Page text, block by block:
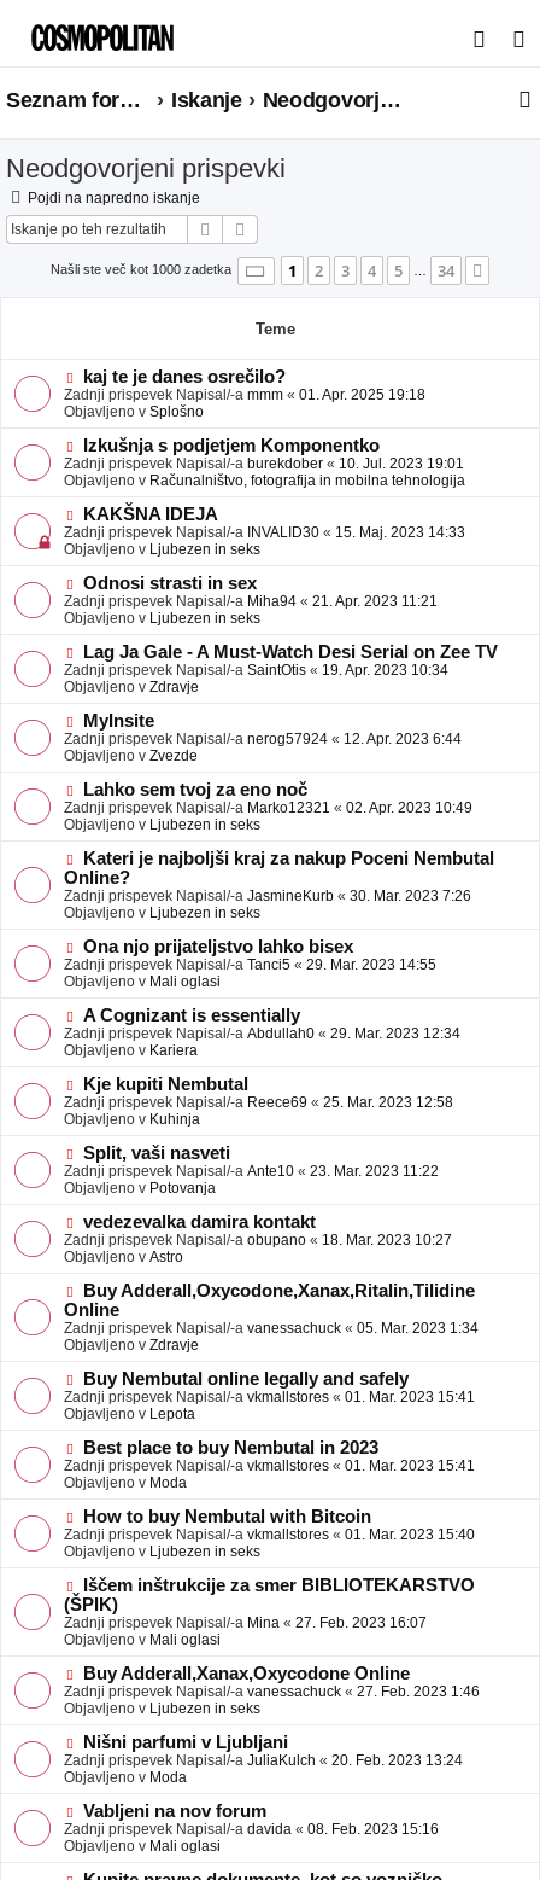
s
a
Seznam forumov Iskanje Neodgovorjeni prispevki
Neodgovorjeni prispevki
Pojdi na napredno iskanje
Iskanje
Našli ste več kot 1000 zadetka Stran 1od34
1 2 3 4 5 … 34
Teme
N
o
v
e
o
b
j
a
v
e
kaj te je danes osrečilo?
Zadnji prispevek Napisal/-a mmm « 01. Apr. 2025 19:18
Objavljeno v Splošno
N
o
v
e
o
b
j
a
v
e
Izkušnja s podjetjem Komponentko
Zadnji prispevek Napisal/-a burekdober « 10. Jul. 2023 19:01
Objavljeno v Računalništvo, fotografija in mobilna tehnologija
N
o
v
e
o
b
j
a
v
e
KAKŠNA IDEJA
Zadnji prispevek Napisal/-a INVALID30 « 15. Maj. 2023 14:33
Objavljeno v Ljubezen in seks
N
o
v
e
o
b
j
a
v
e
Odnosi strasti in sex
Zadnji prispevek Napisal/-a Miha94 « 21. Apr. 2023 11:21
Objavljeno v Ljubezen in seks
N
o
v
e
o
b
j
a
v
e
Lag Ja Gale - A Must-Watch Desi Serial on Zee TV
Zadnji prispevek Napisal/-a SaintOtis « 19. Apr. 2023 10:34
Objavljeno v Zdravje
N
o
v
e
o
b
j
a
v
e
MyInsite
Zadnji prispevek Napisal/-a nerog57924 « 12. Apr. 2023 6:44
Objavljeno v Zvezde
N
o
v
e
o
b
j
a
v
e
Lahko sem tvoj za eno noč
Zadnji prispevek Napisal/-a Marko12321 « 02. Apr. 2023 10:49
Objavljeno v Ljubezen in seks
N
o
v
e
o
b
j
a
v
Kateri je najboljši kraj za nakup Poceni Nembutal
Online?
Zadnji prispevek Napisal/-a JasmineKurb « 30. Mar. 2023 7:26
Objavljeno v Ljubezen in seks
N
o
v
e
o
b
j
a
v
e
Ona njo prijateljstvo lahko bisex
Zadnji prispevek Napisal/-a Tanci5 « 29. Mar. 2023 14:55
Objavljeno v Mali oglasi
N
o
v
e
o
b
j
a
v
e
A Cognizant is essentially
Zadnji prispevek Napisal/-a Abdullah0 « 29. Mar. 2023 12:34
Objavljeno v Kariera
N
o
v
e
o
b
j
a
v
e
Kje kupiti Nembutal
Zadnji prispevek Napisal/-a Reece69 « 25. Mar. 2023 12:58
Objavljeno v Kuhinja
N
o
v
e
o
b
j
a
v
e
Split, vaši nasveti
Zadnji prispevek Napisal/-a Ante10 « 23. Mar. 2023 11:22
Objavljeno v Potovanja
N
o
v
e
o
b
j
a
v
e
vedezevalka damira kontakt
Zadnji prispevek Napisal/-a obupano « 18. Mar. 2023 10:27
Objavljeno v Astro
N
o
v
e
o
b
j
a
v
e
Buy Adderall,Oxycodone,Xanax,Ritalin,Tilidine
Online
Zadnji prispevek Napisal/-a vanessachuck « 05. Mar. 2023 1:34
Objavljeno v Zdravje
N
o
v
e
o
b
j
a
v
e
Buy Nembutal online legally and safely
Zadnji prispevek Napisal/-a vkmallstores « 01. Mar. 2023 15:41
Objavljeno v Lepota
N
o
v
e
o
b
j
a
v
e
Best place to buy Nembutal in 2023
Zadnji prispevek Napisal/-a vkmallstores « 01. Mar. 2023 15:41
Objavljeno v Moda
N
o
v
e
o
b
j
a
v
e
How to buy Nembutal with Bitcoin
Zadnji prispevek Napisal/-a vkmallstores « 01. Mar. 2023 15:40
Objavljeno v Ljubezen in seks
N
o
v
e
o
b
j
a
v
e
Iščem inštrukcije za smer BIBLIOTEKARSTVO
(ŠPIK)
Zadnji prispevek Napisal/-a Mina « 27. Feb. 2023 16:07
Objavljeno v Mali oglasi
N
o
v
e
o
b
j
a
v
e
Buy Adderall,Xanax,Oxycodone Online
Zadnji prispevek Napisal/-a vanessachuck « 27. Feb. 2023 1:46
Objavljeno v Ljubezen in seks
N
o
v
e
o
b
j
a
v
Nišni parfumi v Ljubljani
Zadnji prispevek Napisal/-a JuliaKulch « 20. Feb. 2023 13:24
Objavljeno v Moda
N
o
v
e
Vabljeni na nov forum
Zadnji prispevek Napisal/-a davida « 08. Feb. 2023 15:16
Objavljeno v Mali oglasi